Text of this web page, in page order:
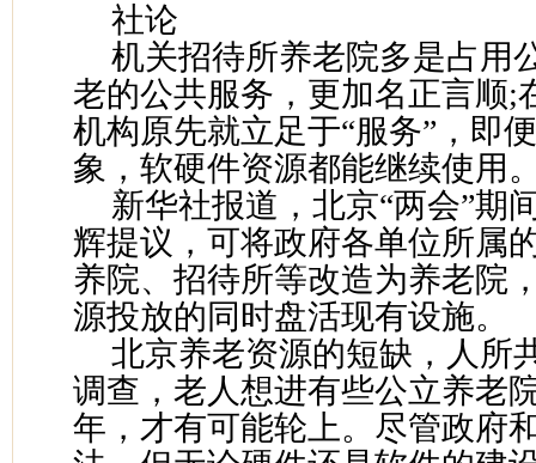
社论
机关招待所养老院多是占用
老的公共服务，更加名正言顺;
机构原先就立足于“服务”，即
象，软硬件资源都能继续使用
新华社报道，北京“两会”期
辉提议，可将政府各单位所属
养院、招待所等改造为养老院
源投放的同时盘活现有设施。
北京养老资源的短缺，人所
调查，老人想进有些公立养老
年，才有可能轮上。尽管政府